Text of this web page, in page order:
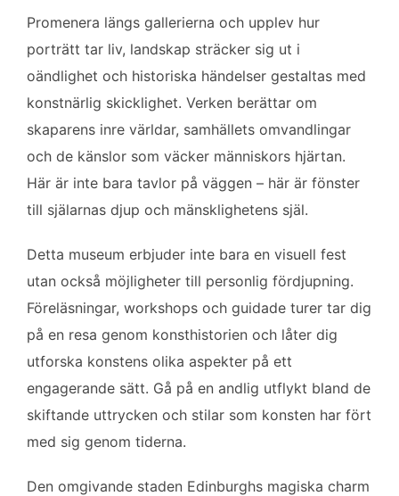
Promenera längs gallerierna och upplev hur
porträtt tar liv, landskap sträcker sig ut i
oändlighet och historiska händelser gestaltas med
konstnärlig skicklighet. Verken berättar om
skaparens inre världar, samhällets omvandlingar
och de känslor som väcker människors hjärtan.
Här är inte bara tavlor på väggen – här är fönster
till själarnas djup och mänsklighetens själ.
Detta museum erbjuder inte bara en visuell fest
utan också möjligheter till personlig fördjupning.
Föreläsningar, workshops och guidade turer tar dig
på en resa genom konsthistorien och låter dig
utforska konstens olika aspekter på ett
engagerande sätt. Gå på en andlig utflykt bland de
skiftande uttrycken och stilar som konsten har fört
med sig genom tiderna.
Den omgivande staden Edinburghs magiska charm